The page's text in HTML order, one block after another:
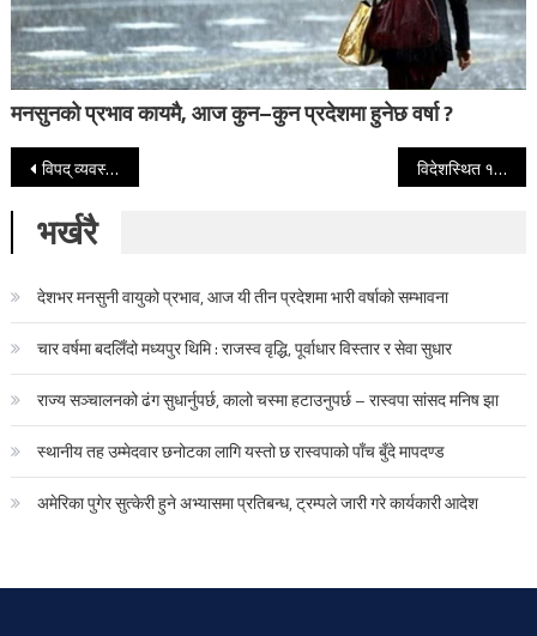
मनसुनको प्रभाव कायमै, आज कुन–कुन प्रदेशमा हुनेछ वर्षा ?
Post navigation
विपद् व्यवस्थापन सम्बन्धी ‘राष्ट्रिय नीति मन्थन’ कार्यक्रम आयोजना गर्दै रास्वपा विदेशस्थित १५ अवैतनिक दूत पदमुक्त
भर्खरै
देशभर मनसुनी वायुको प्रभाव, आज यी तीन प्रदेशमा भारी वर्षाको सम्भावना
चार वर्षमा बदलिँदो मध्यपुर थिमि : राजस्व वृद्धि, पूर्वाधार विस्तार र सेवा सुधार
राज्य सञ्चालनको ढंग सुधार्नुपर्छ, कालो चस्मा हटाउनुपर्छ – रास्वपा सांसद मनिष झा
स्थानीय तह उम्मेदवार छनोटका लागि यस्तो छ रास्वपाको पाँच बुँदे मापदण्ड
अमेरिका पुगेर सुत्केरी हुने अभ्यासमा प्रतिबन्ध, ट्रम्पले जारी गरे कार्यकारी आदेश